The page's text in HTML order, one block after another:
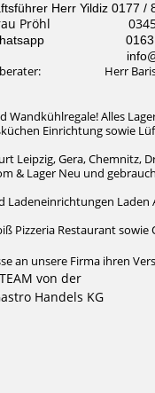
Herr Yildiz 0177 /
Pröhl 0345 /
0163 /
info@stern-
Herr Baris
Alles
Einrichtung sowie
Leipzig, Gera, Chemnitz,
& Lager Neu und
Ladeneinrichtungen
Pizzeria Restaurant sowie
an unsere Firma ihren
von der
Handels KG